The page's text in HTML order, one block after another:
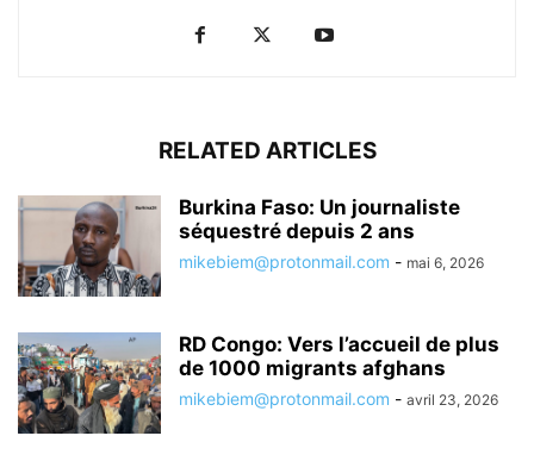
RELATED ARTICLES
Burkina Faso: Un journaliste
séquestré depuis 2 ans
mikebiem@protonmail.com - mai 6, 2026
RD Congo: Vers l’accueil de plus
de 1000 migrants afghans
mikebiem@protonmail.com - avril 23, 2026